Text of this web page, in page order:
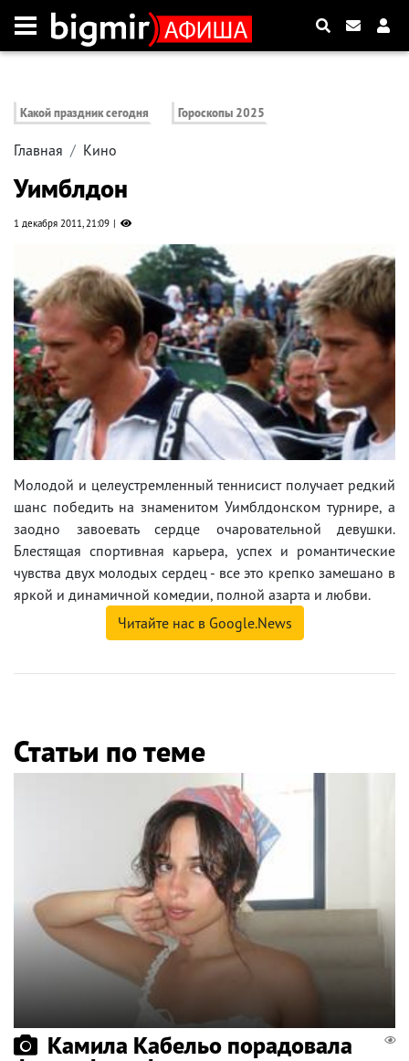
Какой праздник сегодня Гороскопы 2025
Главная Кино
Уимблдон
1 декабря 2011, 21:09
Молодой и целеустремленный теннисист получает редкий
шанс победить на знаменитом Уимблдонском турнире, а
заодно завоевать сердце очаровательной девушки.
Блестящая спортивная карьера, успех и романтические
чувства двух молодых сердец - все это крепко замешано в
яркой и динамичной комедии, полной азарта и любви.
Читайте нас в Google.News
Статьи по теме
Камила Кабельо порадовала